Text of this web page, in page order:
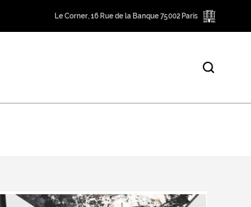
Le Corner, 16 Rue de la Banque 75002 Paris